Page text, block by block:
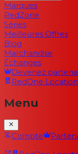
Marques
RedZone
Séries
Meilleures Offres
Blog
Marchandise
Échanges
Devenez
RedOne Location
Menu
Compte